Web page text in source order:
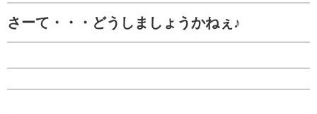
さーて・・・どうしましょうかねぇ♪